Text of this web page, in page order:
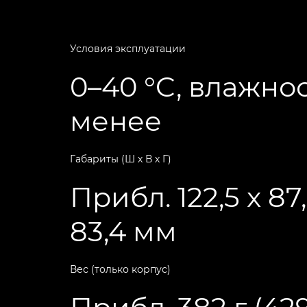
Условия эксплуатации
0–40 °C,
менее
Габариты (Ш х В х Г)
Прибл. 122,5 x
83,4 мм
Вес (только корпус)